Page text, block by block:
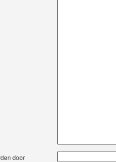
door